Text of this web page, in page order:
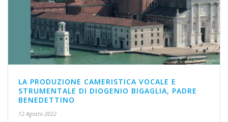
LA PRODUZIONE CAMERISTICA VOCALE E
STRUMENTALE DI DIOGENIO BIGAGLIA, PADRE
BENEDETTINO
12 Agosto 2022